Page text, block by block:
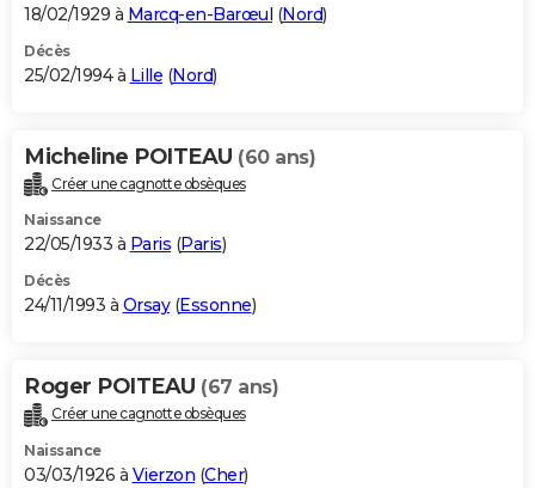
18/02/1929 à Marcq-en-Barœul (Nord)
Décès
25/02/1994 à Lille (Nord)
Micheline POITEAU (60 ans)
Créer une cagnotte obsèques
Naissance
22/05/1933 à Paris (Paris)
Décès
24/11/1993 à Orsay(Essonne)
Roger POITEAU (67 ans)
Créer une cagnotte obsèques
Naissance
03/03/1926 à Vierzon (Cher)